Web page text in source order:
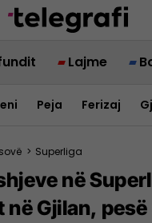
Lajme
Peja Ferizaj
> Superliga
në
në Gjilan,